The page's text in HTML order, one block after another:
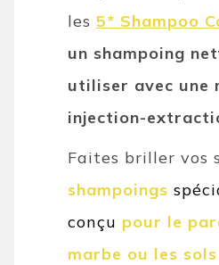
les5* Shampoo
un shampoing
utiliser avec une
injection-
Faites briller vos
shampoings
conçu pour le
marbe ou les